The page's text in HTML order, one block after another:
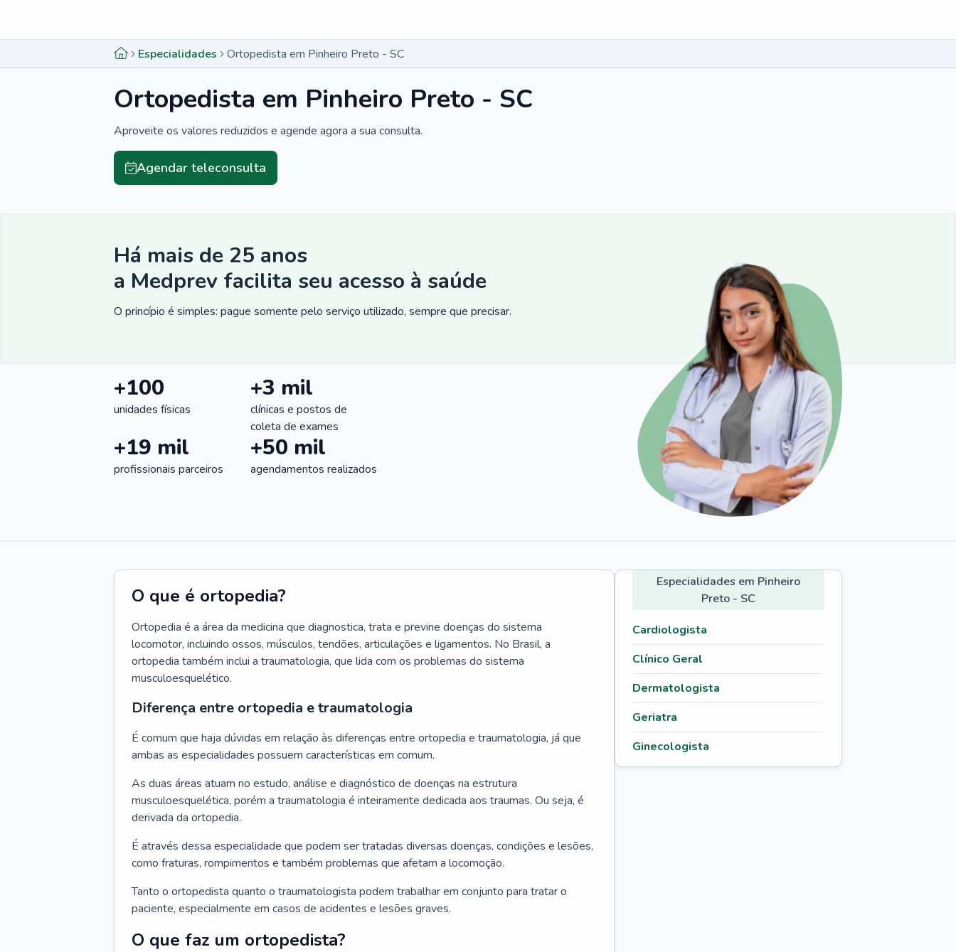
Especialidades Ortopedista em Pinheiro Preto - SC
Ortopedista em Pinheiro Preto - SC
Aproveite os valores reduzidos e agende agora a sua consulta.
Agendar teleconsulta
Há mais de 25 anos
a Medprev facilita seu acesso à saúde
O princípio é simples: pague somente pelo serviço utilizado, sempre que precisar.
+100
unidades físicas
+3 mil
clínicas e postos de
coleta de exames
+19 mil
profissionais parceiros
+50 mil
agendamentos realizados
O que é ortopedia?
Ortopedia é a área da medicina que diagnostica, trata e previne doenças do sistema
locomotor, incluindo ossos, músculos, tendões, articulações e ligamentos. No Brasil, a
ortopedia também inclui a traumatologia, que lida com os problemas do sistema
musculoesquelético.
Diferença entre ortopedia e traumatologia
É comum que haja dúvidas em relação às diferenças entre ortopedia e traumatologia, já que
ambas as especialidades possuem características em comum.
As duas áreas atuam no estudo, análise e diagnóstico de doenças na estrutura
musculoesquelética, porém a traumatologia é inteiramente dedicada aos traumas. Ou seja, é
derivada da ortopedia.
É através dessa especialidade que podem ser tratadas diversas doenças, condições e lesões,
como fraturas, rompimentos e também problemas que afetam a locomoção.
Tanto o ortopedista quanto o traumatologista podem trabalhar em conjunto para tratar o
paciente, especialmente em casos de acidentes e lesões graves.
O que faz um ortopedista?
Especialidades em Pinheiro
Preto - SC
Cardiologista
Clínico Geral
Dermatologista
Geriatra
Ginecologista